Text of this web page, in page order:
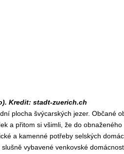
Kredit: stadt-zuerich.ch
plocha švýcarských jezer. Občané
a přitom si všimli, že do
a kamenné potřeby selských
vybavené venkovské